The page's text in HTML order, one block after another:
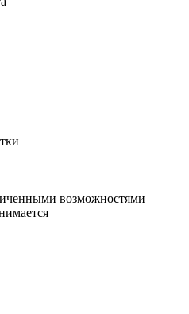
возможностями